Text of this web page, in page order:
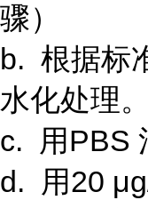
骤）
b. 根据标
水化处理。
c. 用PBS
d. 用20